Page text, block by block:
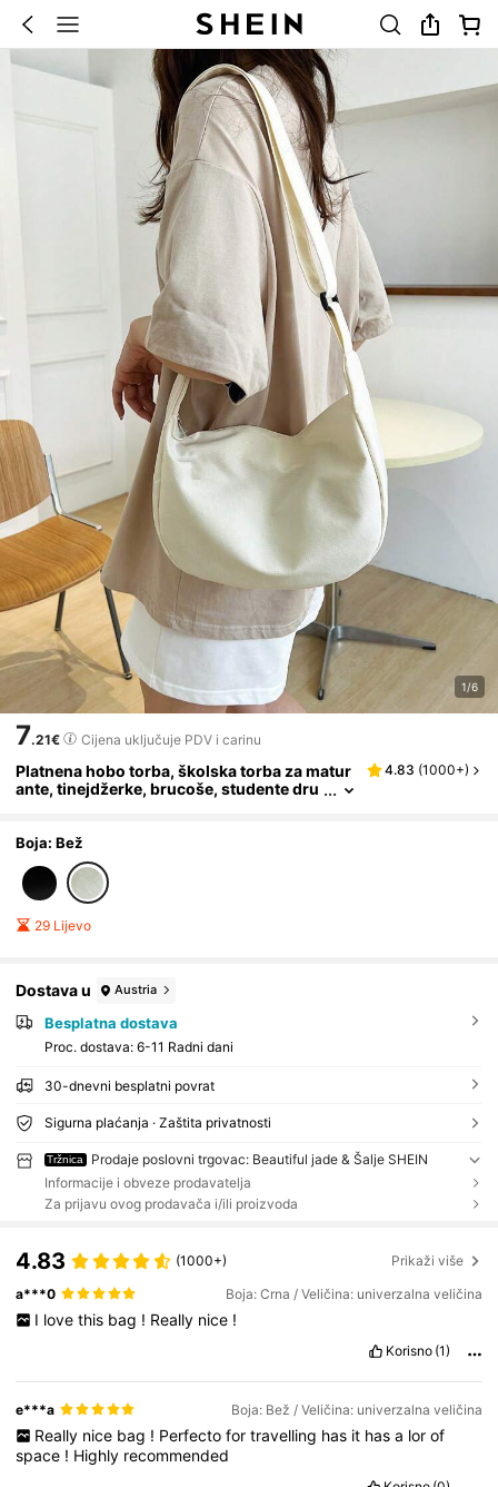
1/6
7.21€ Cijena uključuje PDV i carinu
Platnena hobo torba, školska torba za matur
ante, tinejdžerke, brucoše, studente dru
kolama, savršena za van, putovanja i povrata
k u školu, minimalistička ženska torba
4.83 (1000+)
Boja: Bež
29 Lijevo
Dostava u Austria
Besplatna dostava
Proc. dostava: 6-11 Radni dani
30-dnevni besplatni povrat
Sigurna plaćanja · Zaštita privatnosti
Tržnica
Prodaje poslovni trgovac: Beautiful jade & Šalje SHEIN
Informacije i obveze prodavatelja
Za prijavu ovog prodavača i/ili proizvoda
4.83 (1000+) Prikaži više
a***0 Boja: Crna / Veličina: univerzalna veličina
I love this bag ! Really nice !
Korisno (1)
e***a Boja: Bež / Veličina: univerzalna veličina
Really nice bag ! Perfecto for travelling has it has a lor of
space ! Highly recommended